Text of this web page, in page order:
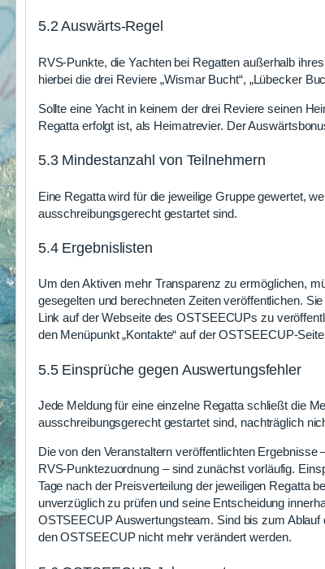
5.2 Auswärts-Regel
RVS-Punkte, die Yachten bei Regatten außerhalb
hierbei die drei Reviere „Wismar Bucht“, „Lübecker
Sollte eine Yacht in keinem der drei Reviere seinen
Regatta erfolgt ist, als Heimatrevier. Der
5.3 Mindestanzahl von Teilnehmern
Eine Regatta wird für die jeweilige Gruppe gewertet,
ausschreibungsgerecht gestartet sind.
5.4 Ergebnislisten
Um den Aktiven mehr Transparenz zu ermöglichen,
gesegelten und berechneten Zeiten veröffentlichen.
Link auf der Webseite des OSTSEECUPs zu
den Menüpunkt „Kontakte“ auf der OSTSEECUP-
5.5 Einsprüche gegen Auswertungsfehler
Jede Meldung für eine einzelne Regatta schließt die
ausschreibungsgerecht gestartet sind, nachträglich
Die von den Veranstaltern veröffentlichten
RVS-Punktezuordnung – sind zunächst vorläufig.
Tage nach der Preisverteilung der jeweiligen Regatta
unverzüglich zu prüfen und seine Entscheidung
OSTSEECUP Auswertungsteam. Sind bis zum
den OSTSEECUP nicht mehr verändert werden.